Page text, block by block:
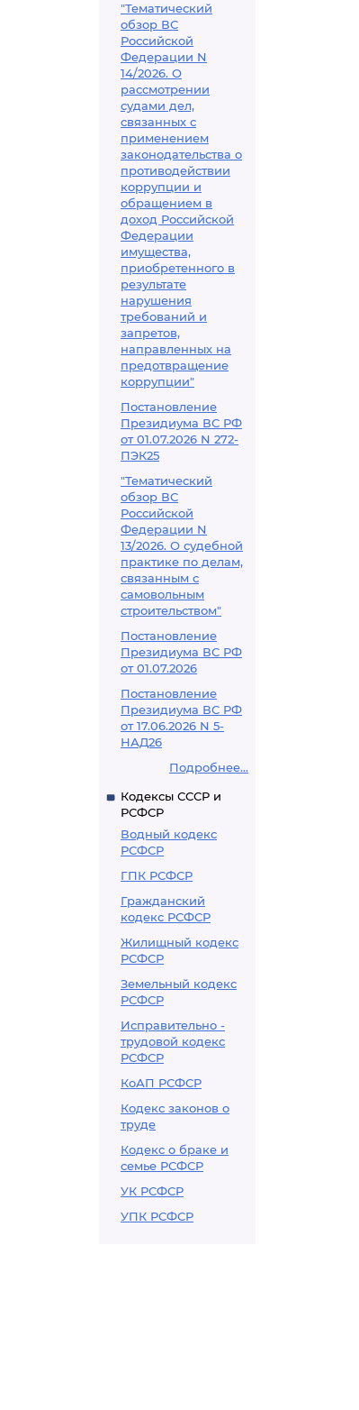
"Тематический
обзор ВС
Российской
Федерации N
14/2026. О
рассмотрении
судами дел,
связанных с
применением
законодательства о
противодействии
коррупции и
обращением в
доход Российской
Федерации
имущества,
приобретенного в
результате
нарушения
требований и
запретов,
направленных на
предотвращение
коррупции"
Постановление
Президиума ВС РФ
от 01.07.2026 N 272-
ПЭК25
"Тематический
обзор ВС
Российской
Федерации N
13/2026. О судебной
практике по делам,
связанным с
самовольным
строительством"
Постановление
Президиума ВС РФ
от 01.07.2026
Постановление
Президиума ВС РФ
от 17.06.2026 N 5-
НАД26
Подробнее...
Кодексы СССР и
РСФСР
Водный кодекс
РСФСР
ГПК РСФСР
Гражданский
кодекс РСФСР
Жилищный кодекс
РСФСР
Земельный кодекс
РСФСР
Исправительно -
трудовой кодекс
РСФСР
КоАП РСФСР
Кодекс законов о
труде
Кодекс о браке и
семье РСФСР
УК РСФСР
УПК РСФСР